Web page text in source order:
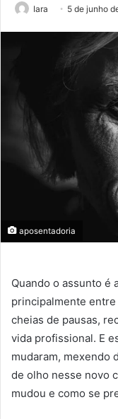
Iara 5 de junho
aposentadoria
Quando o assunto é
principalmente
cheias de pausas,
vida profissional. E
mudaram, mexendo
de olho nesse novo
mudou e como se